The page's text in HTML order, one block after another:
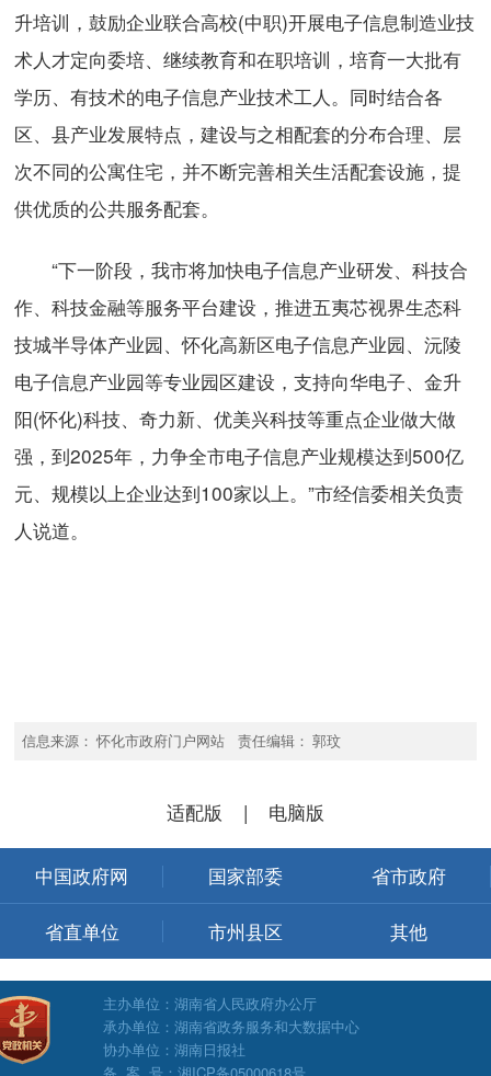
升培训，鼓励企业联合高校(中职)开展电子信息制造业技
术人才定向委培、继续教育和在职培训，培育一大批有
学历、有技术的电子信息产业技术工人。同时结合各
区、县产业发展特点，建设与之相配套的分布合理、层
次不同的公寓住宅，并不断完善相关生活配套设施，提
供优质的公共服务配套。
“下一阶段，我市将加快电子信息产业研发、科技合
作、科技金融等服务平台建设，推进五夷芯视界生态科
技城半导体产业园、怀化高新区电子信息产业园、沅陵
电子信息产业园等专业园区建设，支持向华电子、金升
阳(怀化)科技、奇力新、优美兴科技等重点企业做大做
强，到2025年，力争全市电子信息产业规模达到500亿
元、规模以上企业达到100家以上。”市经信委相关负责
人说道。
信息来源： 怀化市政府门户网站 责任编辑： 郭玟
适配版 | 电脑版
中国政府网 国家部委 省市政府
省直单位 市州县区 其他
主办单位：湖南省人民政府办公厅
承办单位：湖南省政务服务和大数据中心
协办单位：湖南日报社